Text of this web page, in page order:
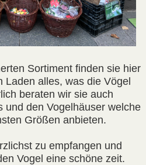
Sortiment finden sie hier
Laden alles, was die Vögel
beraten wir sie auch
und den Vogelhäuser welche
Größen anbieten.
zu empfangen und
Vogel eine schöne zeit.